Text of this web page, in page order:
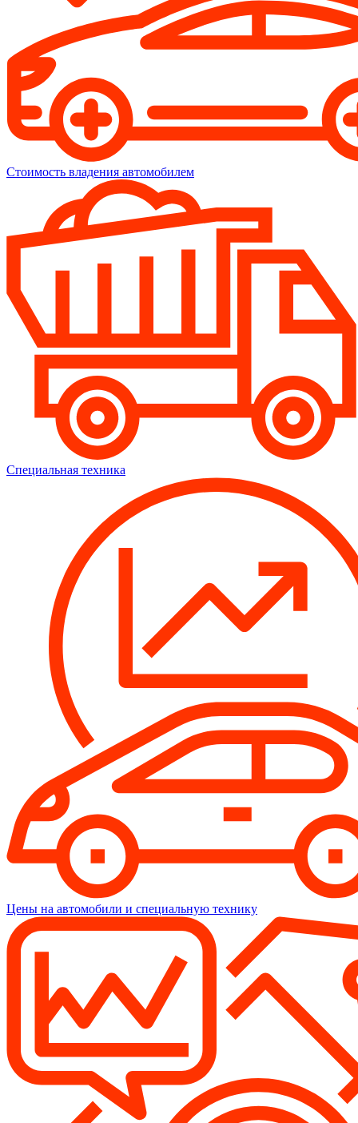
Стоимость владения автомобилем
Специальная техника
Цены на автомобили и специальную технику